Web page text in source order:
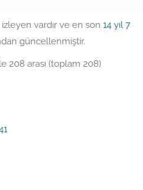
vardır ve en son 14 yıl 7
güncellenmiştir.
208 arası (toplam 208)